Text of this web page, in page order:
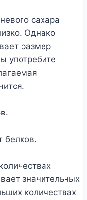
сахара
Однако
размер
употребите
белков.
значительных
количествах